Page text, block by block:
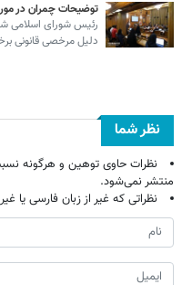
توضیحات چمران در
رئیس شورای اسلامی
دلیل مرخصی قانونی
نظر شما
نظرات حاوی توهین و هرگونه
منتشر نمی‌شود.
نظراتی که غیر از زبان فارسی یا